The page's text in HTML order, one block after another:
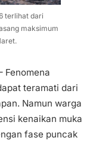
terlihat dari
maksimum
Fenomena
teramati dari
Namun warga
kenaikan muka
fase puncak